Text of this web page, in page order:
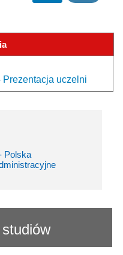
uczelni
Polska